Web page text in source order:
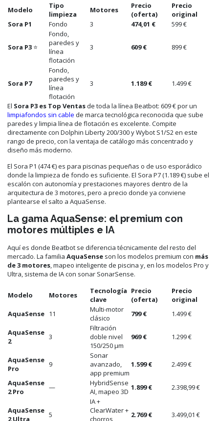
Modelo
Tipo
limpieza
Motores
Precio
(oferta)
Precio
original
Sora P1
Fondo 3 474,01 € 599 €
Sora P3 ⭐
Fondo,
paredes y
línea
flotación
3 609 € 899 €
Sora P7
Fondo,
paredes y
línea
flotación
3 1.189 € 1.499 €
El Sora P3 es Top Ventasde toda la línea Beatbot: 609 € por un
limpiafondos sin cable de marca tecnológica reconocida que sube
paredes y limpia línea de flotación es excelente. Compite
directamente con Dolphin Liberty 200/300 y Wybot S1/S2 en este
rango de precio, con la ventaja de catálogo más concentrado y
diseño más moderno.
El Sora P1 (474 €) es para piscinas pequeñas o de uso esporádico
donde la limpieza de fondo es suficiente. El Sora P7 (1.189 €) sube el
escalón con autonomía y prestaciones mayores dentro de la
arquitectura de 3 motores, pero a precio donde ya conviene
plantearse el salto a AquaSense.
La gama AquaSense: el premium con
motores múltiples e IA
Aquí es donde Beatbot se diferencia técnicamente del resto del
mercado. La familia AquaSense son los modelos premium con más
de 3 motores, mapeo inteligente de piscina y, en los modelos Pro y
Ultra, sistema de IA con sonar SonarSense.
Modelo Motores
Tecnología
clave
Precio
(oferta)
Precio
original
AquaSense 11
Multi-motor
clásico
799 € 1.499 €
AquaSense
2
3
Filtración
doble nivel
150/250 µm
969 € 1.299 €
AquaSense
Pro
9
Sonar
avanzado,
app premium
1.599 € 2.499 €
AquaSense
2 Pro
—
HybridSense
AI, mapeo 3D 1.899 € 2.398,99 €
AquaSense
2 Ultra
5
IA +
ClearWater +
chorros
2.769 € 3.499,01 €